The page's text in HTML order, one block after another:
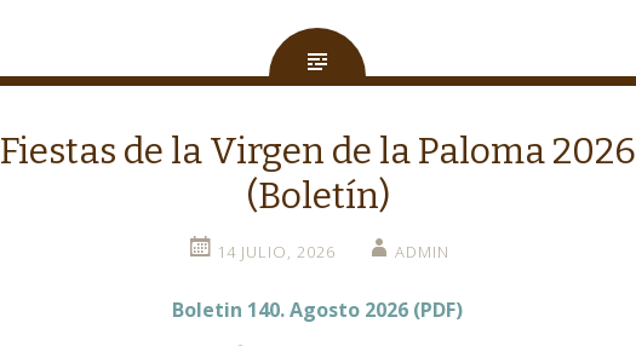
Fiestas de la Virgen de la Paloma 2026
(Boletín)
14 JULIO, 2026 ADMIN
Boletin 140. Agosto 2026 (PDF)